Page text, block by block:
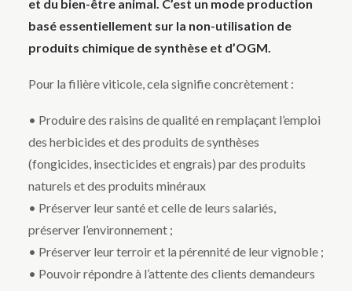
et du bien-être animal. C’est un mode production
basé essentiellement sur la non-utilisation de
produits chimique de synthèse et d’OGM.
Pour la filière viticole, cela signifie concrètement :
• Produire des raisins de qualité en remplaçant l’emploi
des herbicides et des produits de synthèses
(fongicides, insecticides et engrais) par des produits
naturels et des produits minéraux
• Préserver leur santé et celle de leurs salariés,
préserver l’environnement ;
• Préserver leur terroir et la pérennité de leur vignoble ;
• Pouvoir répondre à l’attente des clients demandeurs